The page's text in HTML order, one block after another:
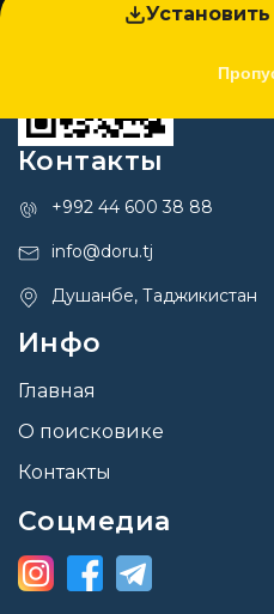
Контакты
+992 44 600 38 88
info@doru.tj
Душанбе, Таджикистан
Инфо
Главная
О поисковике
Контакты
Соцмедиа